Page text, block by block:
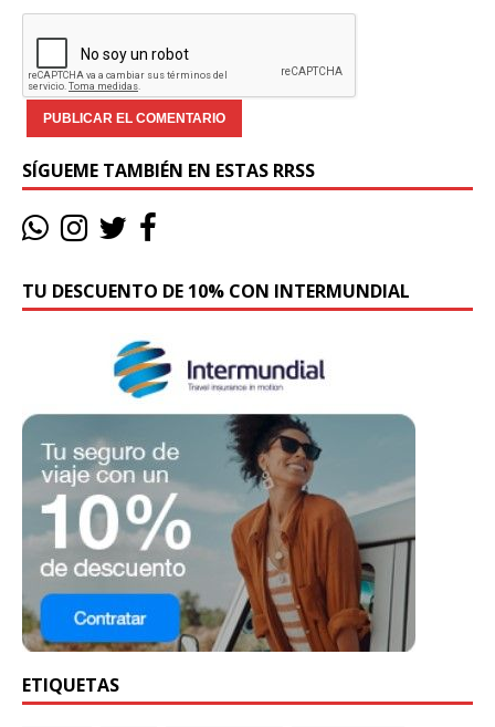
SÍGUEME TAMBIÉN EN ESTAS RRSS
TU DESCUENTO DE 10% CON INTERMUNDIAL
ETIQUETAS